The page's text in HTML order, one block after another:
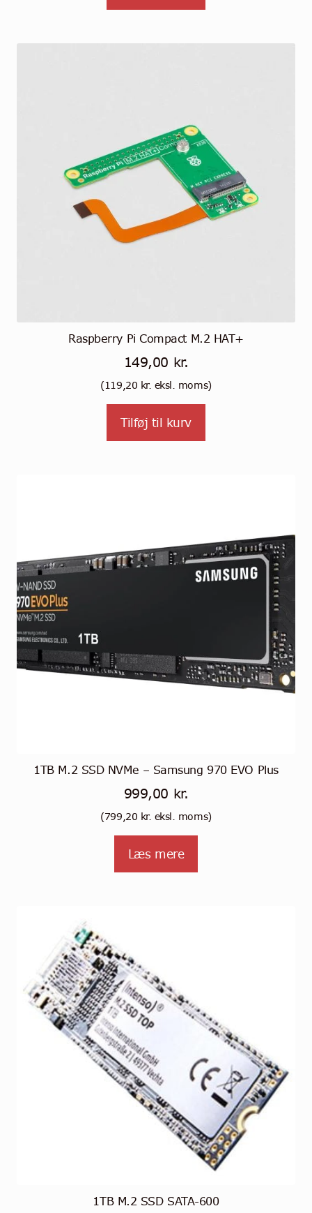
Raspberry Pi Compact M.2 HAT+
149,00 kr.
(119,20 kr. eksl. moms)
Tilføj til kurv
1TB M.2 SSD NVMe – Samsung 970 EVO Plus
999,00 kr.
(799,20 kr. eksl. moms)
Læs mere
1TB M.2 SSD SATA-600